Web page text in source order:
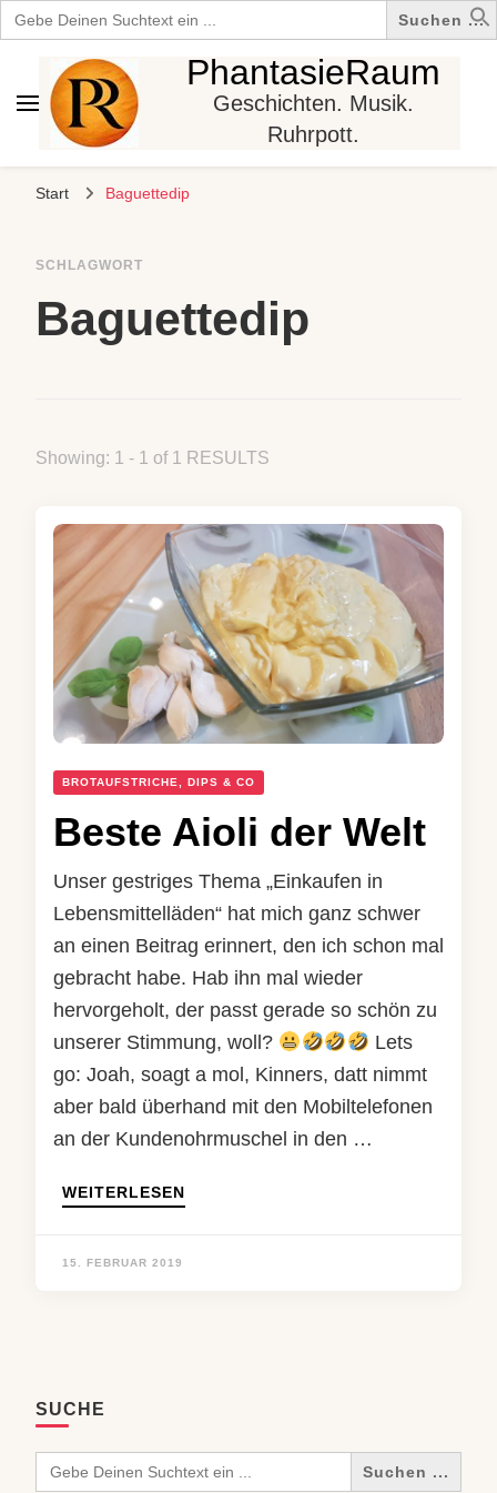
Search
for:
PhantasieRaum
Geschichten. Musik.
Ruhrpott.
Start Baguettedip
SCHLAGWORT
Baguettedip
Showing: 1 - 1 of 1 RESULTS
BROTAUFSTRICHE, DIPS & CO
Beste Aioli der Welt
Unser gestriges Thema „Einkaufen in
Lebensmittelläden“ hat mich ganz schwer
an einen Beitrag erinnert, den ich schon mal
gebracht habe. Hab ihn mal wieder
hervorgeholt, der passt gerade so schön zu
unserer Stimmung, woll?
Lets
go: Joah, soagt a mol, Kinners, datt nimmt
aber bald überhand mit den Mobiltelefonen
an der Kundenohrmuschel in den …
WEITERLESEN
15. FEBRUAR 2019
SUCHE
Search
for: